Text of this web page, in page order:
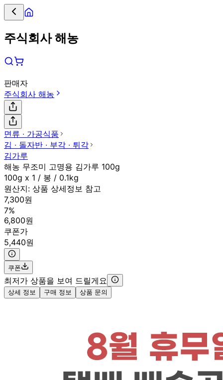
주식회사 해농
판매자
주식회사 해농
면류 ∙ 가공식품
김 ∙ 돌자반 ∙ 부각 ∙ 튀각
김가루
해농 무조미 고명용 김가루 100g
100g x 1 / 봉 / 0.1kg
원산지: 상품 상세정보 참고
7,300원
7%
6,800원
쿠폰가
5,440원
쿠폰
최저가 상품을 보여 드릴게요
상세 정보 구매 정보 상품 문의